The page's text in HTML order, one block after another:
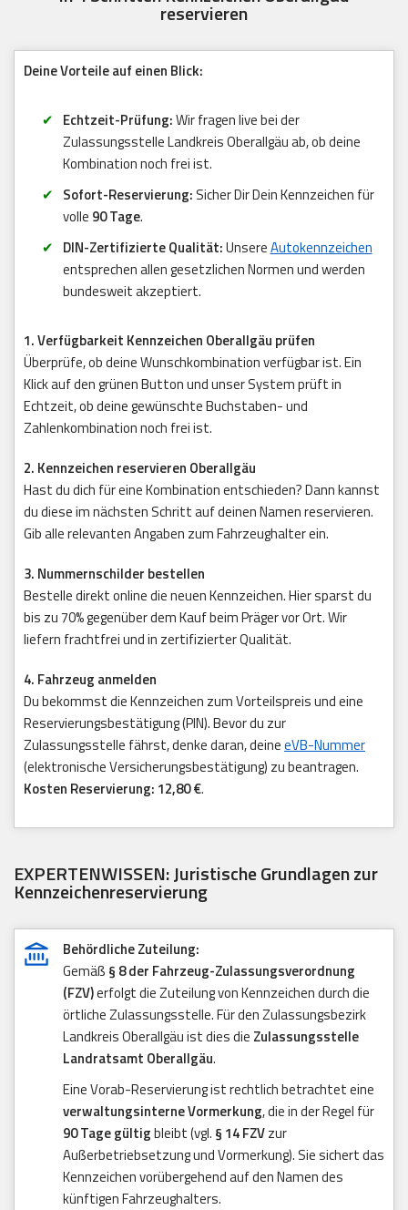
reservieren
Deine Vorteile auf einen Blick:
Echtzeit-Prüfung:Wir fragen live bei der
Zulassungsstelle Landkreis Oberallgäu ab, ob deine
Kombination noch frei ist.
Sofort-Reservierung: Sicher Dir Dein Kennzeichen für
volle 90 Tage.
DIN-Zertifizierte Qualität:UnsereAutokennzeichen
entsprechen allen gesetzlichen Normen und werden
bundesweit akzeptiert.
1. Verfügbarkeit Kennzeichen Oberallgäu prüfen
Überprüfe, ob deine Wunschkombination verfügbar ist. Ein
Klick auf den grünen Button und unser System prüft in
Echtzeit, ob deine gewünschte Buchstaben- und
Zahlenkombination noch frei ist.
2. Kennzeichen reservieren Oberallgäu
Hast du dich für eine Kombination entschieden? Dann kannst
du diese im nächsten Schritt auf deinen Namen reservieren.
Gib alle relevanten Angaben zum Fahrzeughalter ein.
3. Nummernschilder bestellen
Bestelle direkt online die neuen Kennzeichen. Hier sparst du
bis zu 70% gegenüber dem Kauf beim Präger vor Ort. Wir
liefern frachtfrei und in zertifizierter Qualität.
4. Fahrzeug anmelden
Du bekommst die Kennzeichen zum Vorteilspreis und eine
Reservierungsbestätigung (PIN). Bevor du zur
Zulassungsstelle fährst, denke daran, deineeVB-Nummer
(elektronische Versicherungsbestätigung) zu beantragen.
Kosten Reservierung: 12,80 €.
EXPERTENWISSEN: Juristische Grundlagen zur
Kennzeichenreservierung
Behördliche Zuteilung:
Gemäß § 8 der Fahrzeug-Zulassungsverordnung
(FZV)erfolgt die Zuteilung von Kennzeichen durch die
örtliche Zulassungsstelle. Für den Zulassungsbezirk
Landkreis Oberallgäu ist dies die Zulassungsstelle
Landratsamt Oberallgäu.
Eine Vorab-Reservierung ist rechtlich betrachtet eine
verwaltungsinterne Vormerkung, die in der Regel für
90 Tage gültigbleibt (vgl. § 14 FZVzur
Außerbetriebsetzung und Vormerkung). Sie sichert das
Kennzeichen vorübergehend auf den Namen des
künftigen Fahrzeughalters.